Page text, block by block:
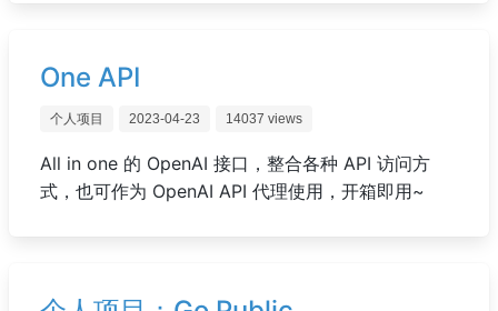
One API
个人项目 2023-04-23 14037 views
All in one 的 OpenAI 接口，整合各种 API 访问方
式，也可作为 OpenAI API 代理使用，开箱即用~